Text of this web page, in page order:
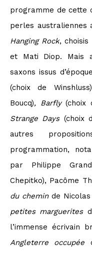
programme de cette
perles australiennes
Hanging Rock,
et Mati Diop. Mais
saxons issus
(choix de
Boucq), Barfly(choix
Strange Days(choix
autres
programmation,
par Philippe
Chepitko), Pacôme
du cheminde Nicolas
petites marguerites
l’immense écrivain
Angleterre occupée